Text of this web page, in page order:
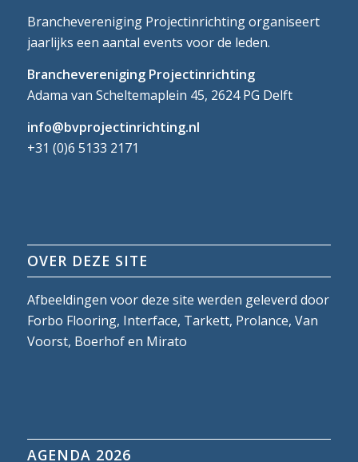
Branchevereniging Projectinrichting organiseert
jaarlijks een aantal events voor de leden.
Branchevereniging Projectinrichting
Adama van Scheltemaplein 45, 2624 PG Delft
info@bvprojectinrichting.nl
+31 (0)6 5133 2171
OVER DEZE SITE
Afbeeldingen voor deze site werden geleverd door
Forbo Flooring, Interface, Tarkett, Prolance, Van
Voorst, Boerhof en Mirato
AGENDA 2026